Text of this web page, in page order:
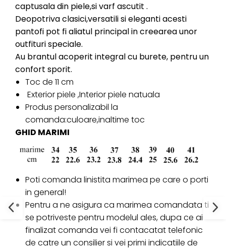
captusala din piele,si varf ascutit .
Deopotriva clasici,versatili si eleganti acesti
pantofi pot fi aliatul principal in creearea unor
outfituri speciale.
Au brantul acoperit integral cu burete, pentru un
confort sporit.
Toc de 11 cm
Exterior piele ,Interior piele natuala
Produs personalizabil la
comanda:culoare,inaltime toc
GHID MARIMI
Poti comanda linistita marimea pe care o porti
in general!
Pentru a ne asigura ca marimea comandata ti
se potriveste pentru modelul ales, dupa ce ai
finalizat comanda vei fi contacatat telefonic
de catre un consilier si vei primi indicatiile de